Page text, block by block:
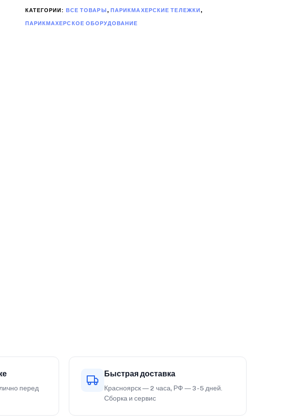
КАТЕГОРИИ: ВСЕ ТОВАРЫ , ПАРИКМАХЕРСКИЕ ТЕЛЕЖКИ,
ПАРИКМАХЕРСКОЕ ОБОРУДОВАНИЕ
перед
Быстрая доставка
Красноярск — 2 часа, РФ — 3-5 дней.
Сборка и сервис